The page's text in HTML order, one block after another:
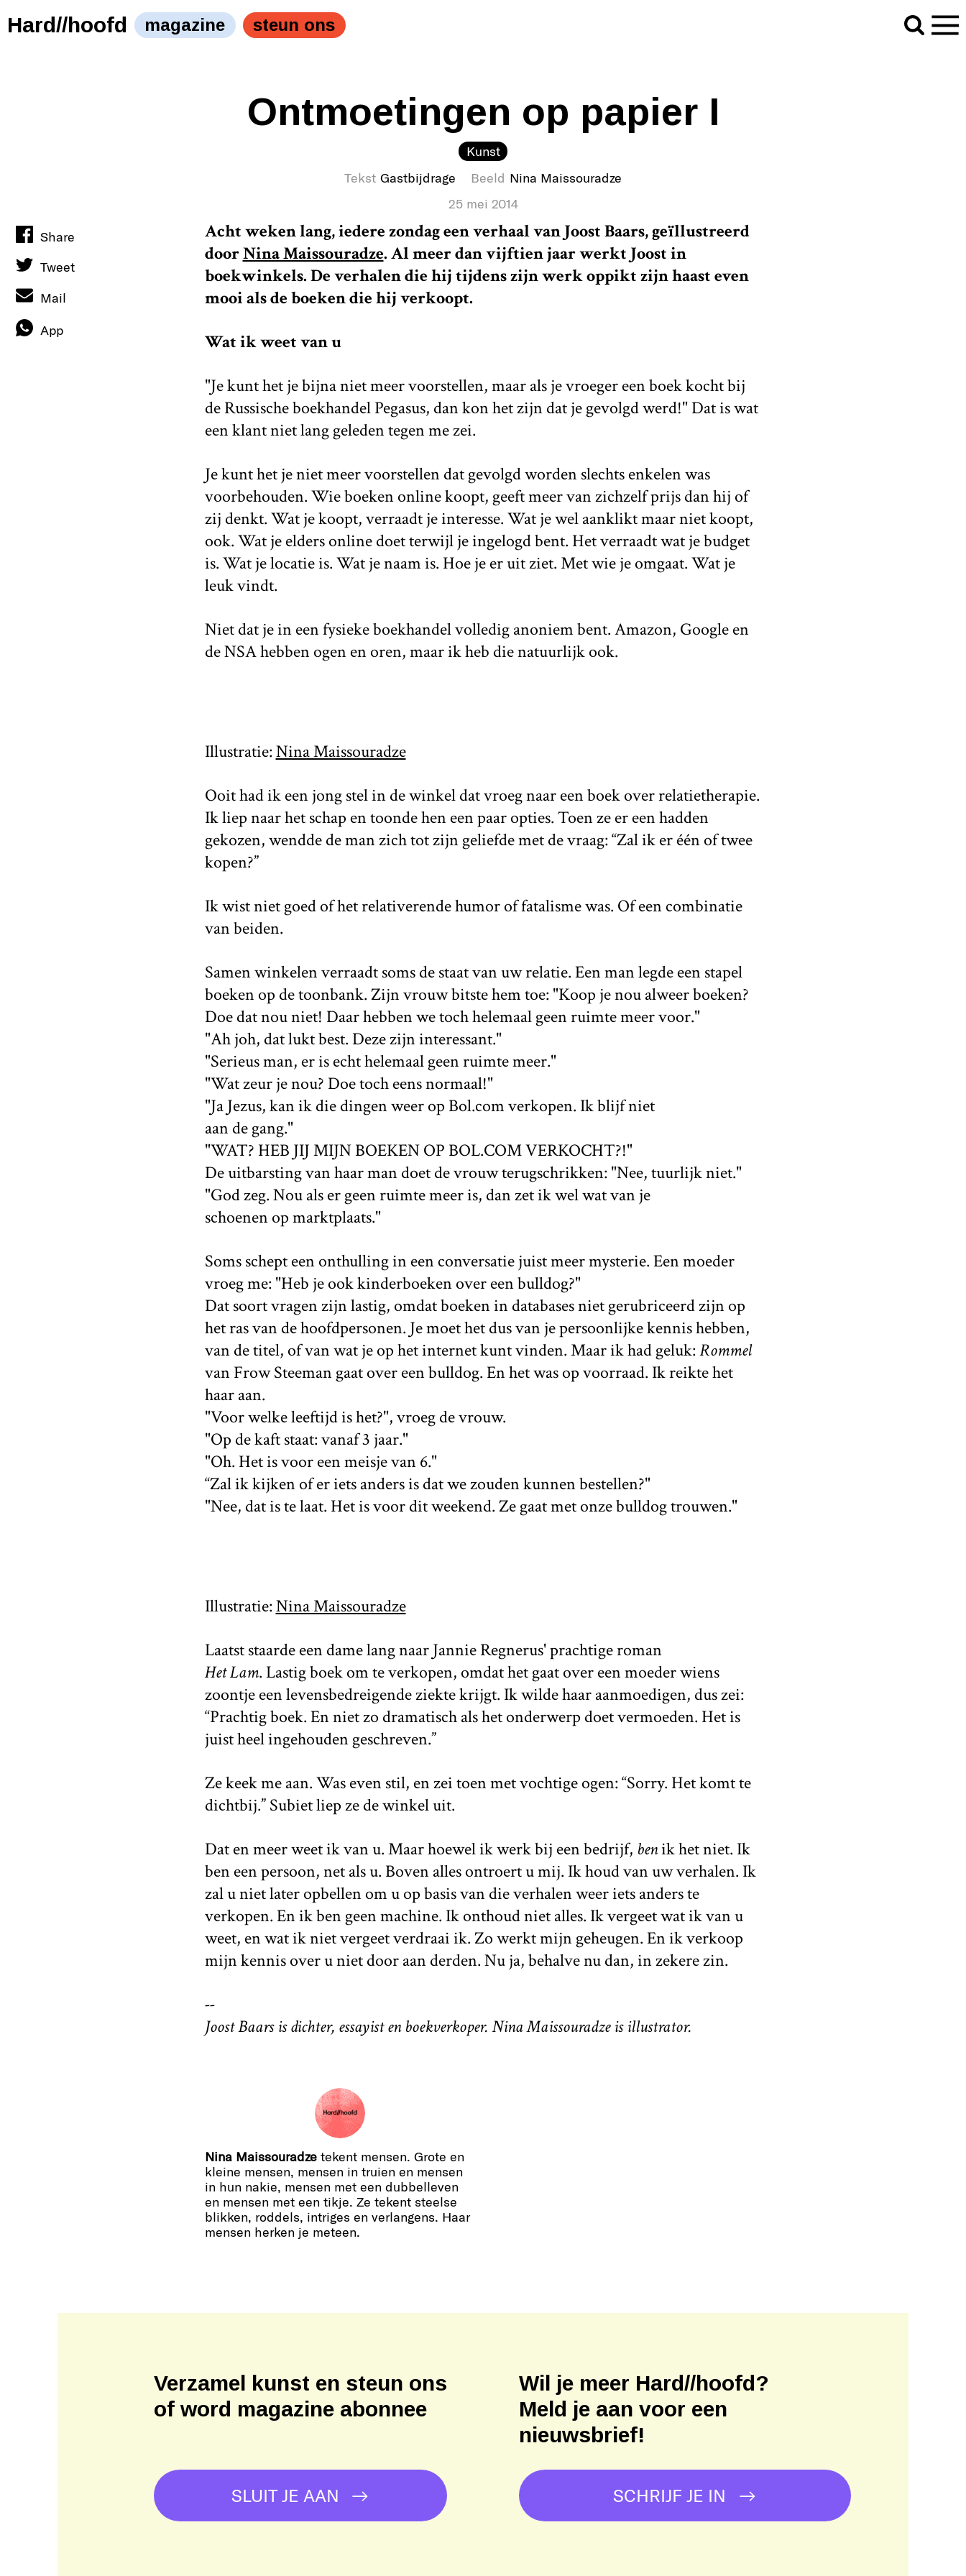
Hard//hoofd magazine steun ons
Ontmoetingen op papier I
Kunst
Tekst Gastbijdrage Beeld Nina Maissouradze
25 mei 2014
Acht weken lang, iedere zondag een verhaal van Joost Baars, geïllustreerd
doorNina Maissouradze. Al meer dan vijftien jaar werkt Joost in
boekwinkels. De verhalen die hij tijdens zijn werk oppikt zijn haast even
mooi als de boeken die hij verkoopt.
Wat ik weet van u
"Je kunt het je bijna niet meer voorstellen, maar als je vroeger een boek kocht bij
de Russische boekhandel Pegasus, dan kon het zijn dat je gevolgd werd!" Dat is wat
een klant niet lang geleden tegen me zei.
Je kunt het je niet meer voorstellen dat gevolgd worden slechts enkelen was
voorbehouden. Wie boeken online koopt, geeft meer van zichzelf prijs dan hij of
zij denkt. Wat je koopt, verraadt je interesse. Wat je wel aanklikt maar niet koopt,
ook. Wat je elders online doet terwijl je ingelogd bent. Het verraadt wat je budget
is. Wat je locatie is. Wat je naam is. Hoe je er uit ziet. Met wie je omgaat. Wat je
leuk vindt.
Niet dat je in een fysieke boekhandel volledig anoniem bent. Amazon, Google en
de NSA hebben ogen en oren, maar ik heb die natuurlijk ook.
Illustratie:Nina Maissouradze
Ooit had ik een jong stel in de winkel dat vroeg naar een boek over relatietherapie.
Ik liep naar het schap en toonde hen een paar opties. Toen ze er een hadden
gekozen, wendde de man zich tot zijn geliefde met de vraag: “Zal ik er één of twee
kopen?”
Ik wist niet goed of het relativerende humor of fatalisme was. Of een combinatie
van beiden.
Samen winkelen verraadt soms de staat van uw relatie. Een man legde een stapel
boeken op de toonbank. Zijn vrouw bitste hem toe: "Koop je nou alweer boeken?
Doe dat nou niet! Daar hebben we toch helemaal geen ruimte meer voor."
"Ah joh, dat lukt best. Deze zijn interessant."
"Serieus man, er is echt helemaal geen ruimte meer."
"Wat zeur je nou? Doe toch eens normaal!"
"Ja Jezus, kan ik die dingen weer op Bol.com verkopen. Ik blijf niet
aan de gang."
"WAT? HEB JIJ MIJN BOEKEN OP BOL.COM VERKOCHT?!"
De uitbarsting van haar man doet de vrouw terugschrikken: "Nee, tuurlijk niet."
"God zeg. Nou als er geen ruimte meer is, dan zet ik wel wat van je
schoenen op marktplaats."
Soms schept een onthulling in een conversatie juist meer mysterie. Een moeder
vroeg me: "Heb je ook kinderboeken over een bulldog?"
Dat soort vragen zijn lastig, omdat boeken in databases niet gerubriceerd zijn op
het ras van de hoofdpersonen. Je moet het dus van je persoonlijke kennis hebben,
van de titel, of van wat je op het internet kunt vinden. Maar ik had geluk:Rommel
van Frow Steeman gaat over een bulldog. En het was op voorraad. Ik reikte het
haar aan.
"Voor welke leeftijd is het?", vroeg de vrouw.
"Op de kaft staat: vanaf 3 jaar."
"Oh. Het is voor een meisje van 6."
“Zal ik kijken of er iets anders is dat we zouden kunnen bestellen?"
"Nee, dat is te laat. Het is voor dit weekend. Ze gaat met onze bulldog trouwen."
Illustratie:Nina Maissouradze
Laatst staarde een dame lang naar Jannie Regnerus' prachtige roman
Het Lam. Lastig boek om te verkopen, omdat het gaat over een moeder wiens
zoontje een levensbedreigende ziekte krijgt. Ik wilde haar aanmoedigen, dus zei:
“Prachtig boek. En niet zo dramatisch als het onderwerp doet vermoeden. Het is
juist heel ingehouden geschreven.”
Ze keek me aan. Was even stil, en zei toen met vochtige ogen: “Sorry. Het komt te
dichtbij.” Subiet liep ze de winkel uit.
Dat en meer weet ik van u. Maar hoewel ik werk bij een bedrijf, benik het niet. Ik
ben een persoon, net als u. Boven alles ontroert u mij. Ik houd van uw verhalen. Ik
zal u niet later opbellen om u op basis van die verhalen weer iets anders te
verkopen. En ik ben geen machine. Ik onthoud niet alles. Ik vergeet wat ik van u
weet, en wat ik niet vergeet verdraai ik. Zo werkt mijn geheugen. En ik verkoop
mijn kennis over u niet door aan derden. Nu ja, behalve nu dan, in zekere zin.
--
Joost Baars is dichter, essayist en boekverkoper. Nina Maissouradze is illustrator.
Share
Tweet
Mail
App
Nina Maissouradzetekent mensen. Grote en
kleine mensen, mensen in truien en mensen
in hun nakie, mensen met een dubbelleven
en mensen met een tikje. Ze tekent steelse
blikken, roddels, intriges en verlangens. Haar
mensen herken je meteen.
Verzamel kunst en steun ons
of word magazine abonnee
SLUIT JE AAN
Wil je meer Hard//hoofd?
Meld je aan voor een
nieuwsbrief!
SCHRIJF JE IN